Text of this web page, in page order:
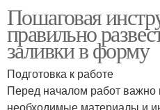
Пошаговая
правильно
заливки в форму
Подготовка к работе
Перед началом работ важно